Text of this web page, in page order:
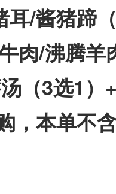
耳/酱猪蹄
肉/沸腾
（3选1
，本单不